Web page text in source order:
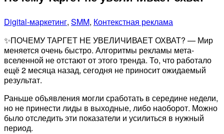
Digital-маркетинг, SMM, Контекстная реклама
✨ПОЧЕМУ ТАРГЕТ НЕ УВЕЛИЧИВАЕТ ОХВАТ? — Мир
меняется очень быстро. Алгоритмы рекламы мета-
вселенной не отстают от этого тренда. То, что работало
ещё 2 месяца назад, сегодня не приносит ожидаемый
результат.
Раньше объявления могли сработать в середине недели,
но не принести лиды в выходные, либо наоборот. Можно
было отследить эти показатели и усилиться в нужный
период.